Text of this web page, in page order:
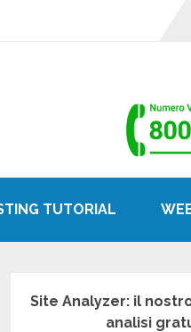
TUTORIAL
Site Analyzer: il
analisi